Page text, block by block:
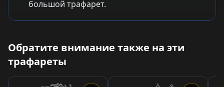
большой трафарет.
Обратите внимание также на эти
трафареты